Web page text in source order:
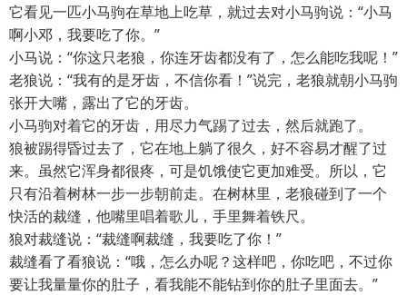
它看见一匹小马驹在草地上吃草，就过去对小马驹说：“小马
啊小邓，我要吃了你。”
小马说：“你这只老狼，你连牙齿都没有了，怎么能吃我呢！”
老狼说：“我有的是牙齿，不信你看！”说完，老狼就朝小马驹
张开大嘴，露出了它的牙齿。
小马驹对着它的牙齿，用尽力气踢了过去，然后就跑了。
狼被踢得昏过去了，它在地上躺了很久，好不容易才醒了过
来。虽然它浑身都很疼，可是饥饿使它更加难受。所以，它
只有沿着树林一步一步朝前走。在树林里，老狼碰到了一个
快活的裁缝，他嘴里唱着歌儿，手里舞着铁尺。
狼对裁缝说：“裁缝啊裁缝，我要吃了你！”
裁缝看了看狼说：“哦，怎么办呢？这样吧，你吃吧，不过你
要让我量量你的肚子，看我能不能钻到你的肚子里面去。”